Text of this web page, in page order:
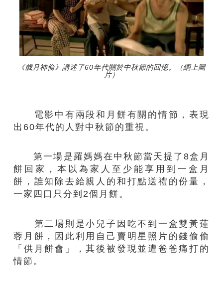
《歲月神偷》講述了60年代關於中秋節的回憶。（網上圖
片）
電影中有兩段和月餅有關的情節，表現
出60年代的人對中秋節的重視。
第一場是羅媽媽在中秋節當天提了8盒月
餅回家，本以為家人至少能享用到一盒月
餅，誰知除去給親人的和打點送禮的份量，
一家四口只分到2個月餅。
第二場則是小兒子因吃不到一盒雙黃蓮
蓉月餅，因此利用自己賣明星照片的錢偷偷
「供月餅會」，其後被發現並遭爸爸痛打的
情節。